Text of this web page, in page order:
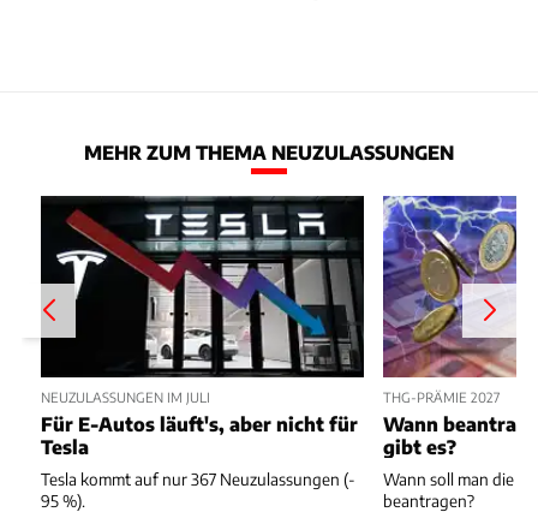
MEHR ZUM THEMA NEUZULASSUNGEN
NEUZULASSUNGEN IM JULI
Für E-Autos läuft's, aber nicht für
Tesla
Tesla kommt auf nur 367 Neuzulassungen (-
95 %).
THG-PRÄMIE 2027
Wann
gibt es?
Wann soll man die
beantragen?